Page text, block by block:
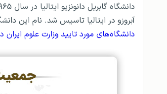
آبروزو در ایتالیا تاسیس شد. نام این
دانشگاه‌های مورد تایید وزارت علوم ایران